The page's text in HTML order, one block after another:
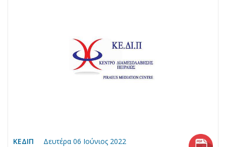
ΚΕΔΙΠ Δευτέρα 06 Ιούνιος 2022